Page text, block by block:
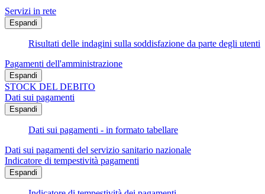
Servizi in rete
Espandi
Risultati delle indagini sulla soddisfazione da parte degli utenti
Pagamenti dell'amministrazione
Espandi
STOCK DEL DEBITO
Dati sui pagamenti
Espandi
Dati sui pagamenti - in formato tabellare
Dati sui pagamenti del servizio sanitario nazionale
Indicatore di tempestività pagamenti
Espandi